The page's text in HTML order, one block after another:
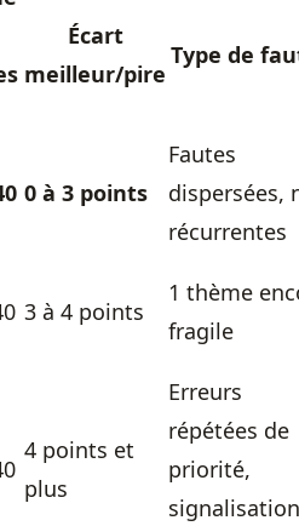
Écart
meilleur/pire
Type de
0 à 3 points
Fautes
dispersées,
récurrentes
3 à 4 points
1 thème
fragile
4 points et
plus
Erreurs
répétées de
priorité,
signalisation